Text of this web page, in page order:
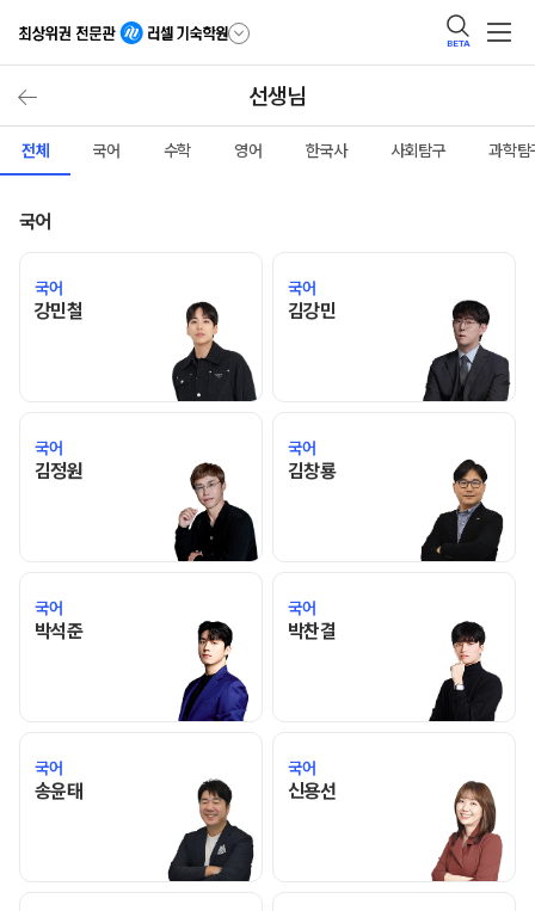
BETA
선생님
전체 국어 수학 영어 한국사 사회탐구 과학탐
국어
국어
강민철 강민철 선생님 홈 바로가기
국어
김강민 김강민 선생님 홈 바로가기
국어
김정원김정원 선생님 홈 바로가기
국어
김창룡김창룡 선생님 홈 바로가기
국어
박석준박석준 선생님 홈 바로가기
국어
박찬결 박찬결 선생님 홈 바로가기
국어
송윤태송윤태 선생님 홈 바로가기
국어
신용선신용선 선생님 홈 바로가기